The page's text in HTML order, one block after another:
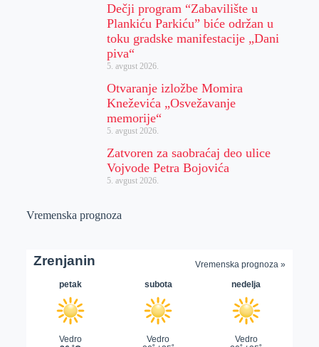
Dečji program “Zabavilište u
Plankiću Parkiću” biće održan u
toku gradske manifestacije „Dani
piva“
5. avgust 2026.
Otvaranje izložbe Momira
Kneževića „Osvežavanje
memorije“
5. avgust 2026.
Zatvoren za saobraćaj deo ulice
Vojvode Petra Bojovića
5. avgust 2026.
Vremenska prognoza